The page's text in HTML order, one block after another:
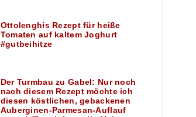
Ottolenghis Rezept für heiße
Tomaten auf kaltem Joghurt
#gutbeihitze
Der Turmbau zu Gabel: Nur noch
nach diesem Rezept möchte ich
diesen köstlichen, gebackenen
Auberginen-Parmesan-Auflauf